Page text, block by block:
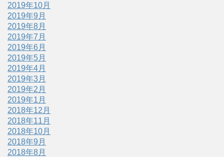
2019年10月
2019年9月
2019年8月
2019年7月
2019年6月
2019年5月
2019年4月
2019年3月
2019年2月
2019年1月
2018年12月
2018年11月
2018年10月
2018年9月
2018年8月